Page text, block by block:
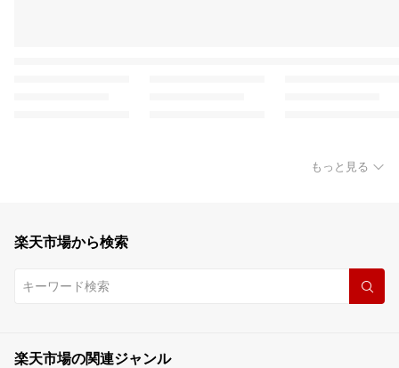
もっと見る
楽天市場から検索
楽天市場の関連ジャンル